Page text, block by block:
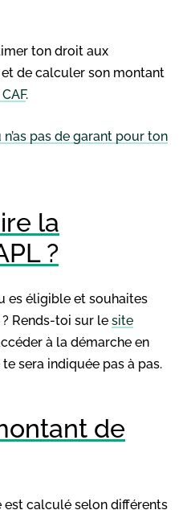
ton droit aux
de calculer son montant
.
pas de garant pour ton
la
?
es éligible et souhaites
? Rends-toi sur le site
à la démarche en
sera indiquée pas à pas.
de
est calculé selon différents